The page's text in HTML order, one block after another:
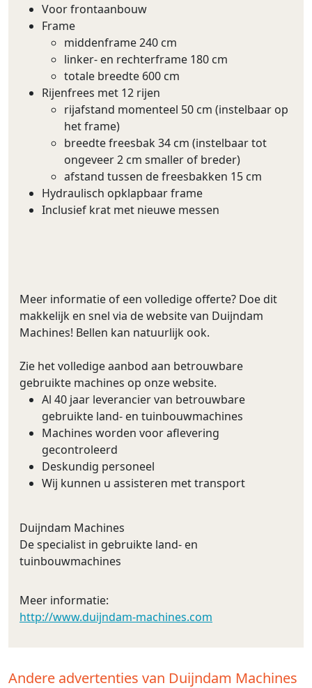
Voor frontaanbouw
Frame
middenframe 240 cm
linker- en rechterframe 180 cm
totale breedte 600 cm
Rijenfrees met 12 rijen
rijafstand momenteel 50 cm (instelbaar op
het frame)
breedte freesbak 34 cm (instelbaar tot
ongeveer 2 cm smaller of breder)
afstand tussen de freesbakken 15 cm
Hydraulisch opklapbaar frame
Inclusief krat met nieuwe messen
Meer informatie of een volledige offerte? Doe dit
makkelijk en snel via de website van Duijndam
Machines! Bellen kan natuurlijk ook.
Zie het volledige aanbod aan betrouwbare
gebruikte machines op onze website.
Al 40 jaar leverancier van betrouwbare
gebruikte land- en tuinbouwmachines
Machines worden voor aflevering
gecontroleerd
Deskundig personeel
Wij kunnen u assisteren met transport
Duijndam Machines
De specialist in gebruikte land- en
tuinbouwmachines
Meer informatie:
http://www.duijndam-machines.com
Andere advertenties van Duijndam Machines